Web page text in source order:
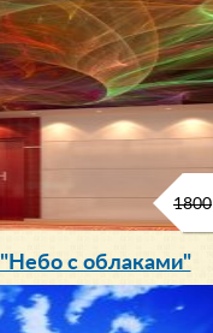
1800
"Небо с облаками"